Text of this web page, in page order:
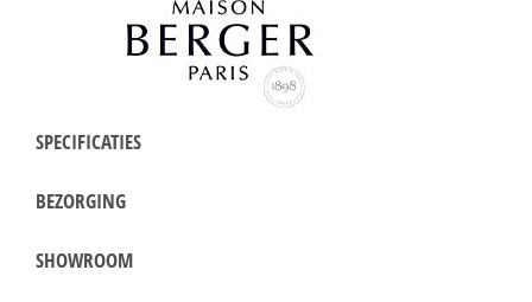
SPECIFICATIES
BEZORGING
SHOWROOM